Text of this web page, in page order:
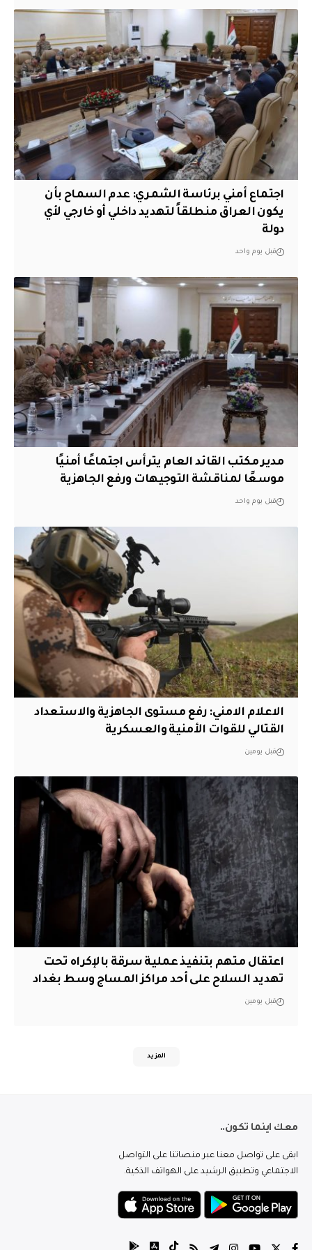
اجتماع أمني برئاسة الشمري: عدم السماح بأن
يكون العراق منطلقاً لتهديد داخلي أو خارجي لأي
دولة
قبل يوم واحد
مدير مكتب القائد العام يترأس اجتماعًا أمنيًا
موسعًا لمناقشة التوجيهات ورفع الجاهزية
قبل يوم واحد
الاعلام الامني: رفع مستوى الجاهزية والاستعداد
القتالي للقوات الأمنية والعسكرية
قبل يومين
اعتقال متهم بتنفيذ عملية سرقة بالإكراه تحت
تهديد السلاح على أحد مراكز المساج وسط بغداد
قبل يومين
المزيد
معك اينما تكون..
ابقى على تواصل معنا عبر منصاتنا على التواصل
الاجتماعي وتطبيق الرشيد على الهواتف الذكية.